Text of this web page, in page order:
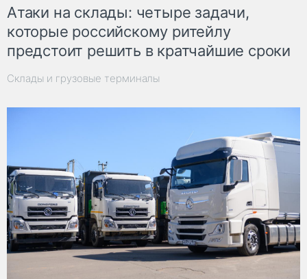
Атаки на склады: четыре задачи,
которые российскому ритейлу
предстоит решить в кратчайшие сроки
Склады и грузовые терминалы